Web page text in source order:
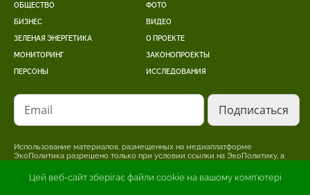
Цей веб-сайт зберігає файли cookie на вашому комп'ютері
ОБЩЕСТВО
БИЗНЕС
ЗЕЛЕНАЯ ЭНЕРГЕТИКА
МОНИТОРИНГ
ПЕРСОНЫ
ФОТО
ВИДЕО
О ПРОЕКТЕ
ЗАКОНОПРОЕКТЫ
ИССЛЕДОВАНИЯ
Email
Использование материалов, размещенных на медиаплатформе
ЭкоПолитика разрешено только при условии ссылки на ЭкоПолитику, а
систем, гиперссылки на страницу, где размещен оригинальный материал.